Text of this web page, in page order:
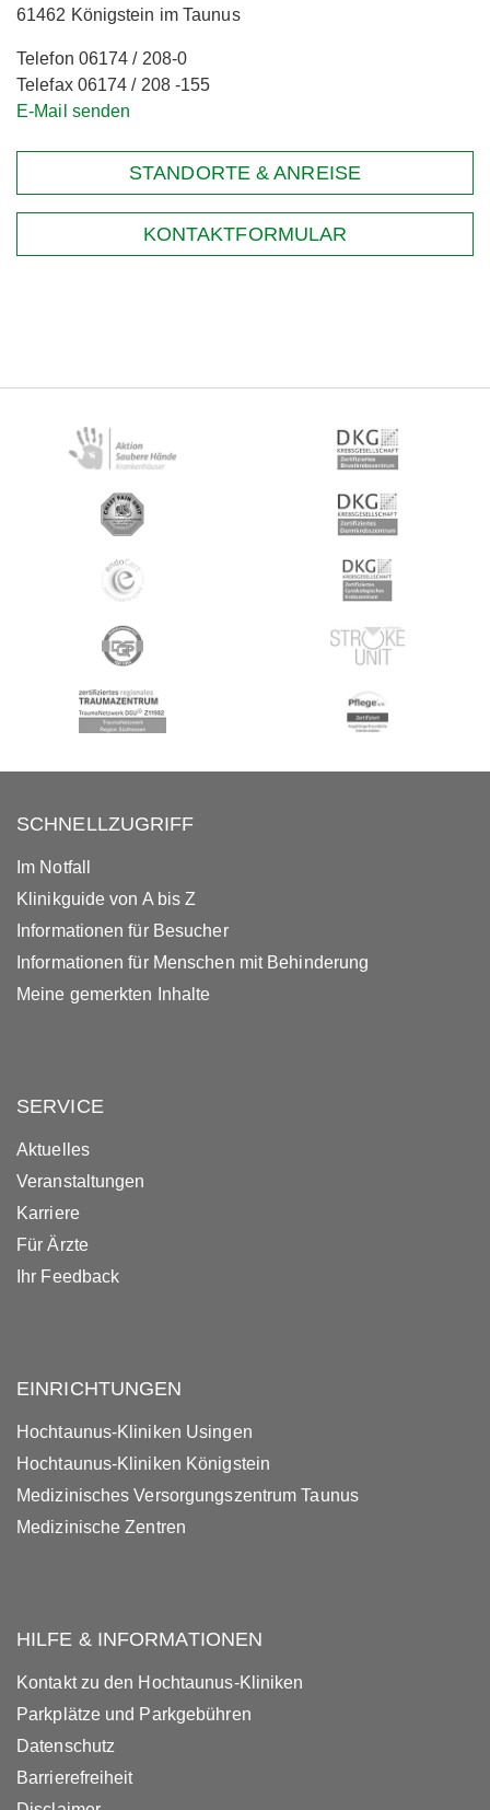
61462 Königstein im Taunus
Telefon 06174 / 208-0
Telefax 06174 / 208 -155
E-Mail senden
STANDORTE & ANREISE
KONTAKTFORMULAR
SCHNELLZUGRIFF
Im Notfall
Klinikguide von A bis Z
Informationen für Besucher
Informationen für Menschen mit Behinderung
Meine gemerkten Inhalte
SERVICE
Aktuelles
Veranstaltungen
Karriere
Für Ärzte
Ihr Feedback
EINRICHTUNGEN
Hochtaunus-Kliniken Usingen
Hochtaunus-Kliniken Königstein
Medizinisches Versorgungszentrum Taunus
Medizinische Zentren
HILFE & INFORMATIONEN
Kontakt zu den Hochtaunus-Kliniken
Parkplätze und Parkgebühren
Datenschutz
Barrierefreiheit